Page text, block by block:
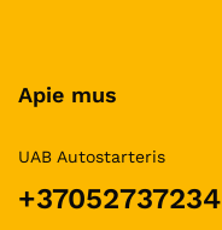
Apie mus
UAB Autostarteris
+37052737234